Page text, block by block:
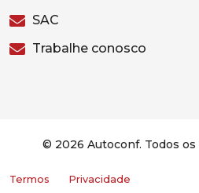
SAC
Trabalhe conosco
© 2026 Autoconf. Todos
Termos Privacidade